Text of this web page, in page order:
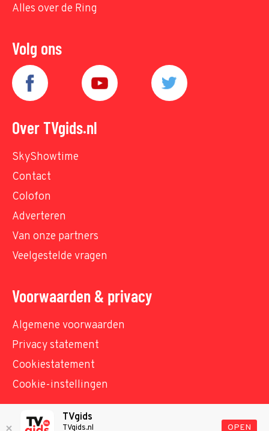
Alles over de Ring
Volg ons
Over TVgids.nl
SkyShowtime
Contact
Colofon
Adverteren
Van onze partners
Veelgestelde vragen
Voorwaarden & privacy
Algemene voorwaarden
Privacy statement
Cookiestatement
Cookie-instellingen
© TVgids.nl 2026 - All rights reserved. No text and
TVgids
TVgids.nl OPEN